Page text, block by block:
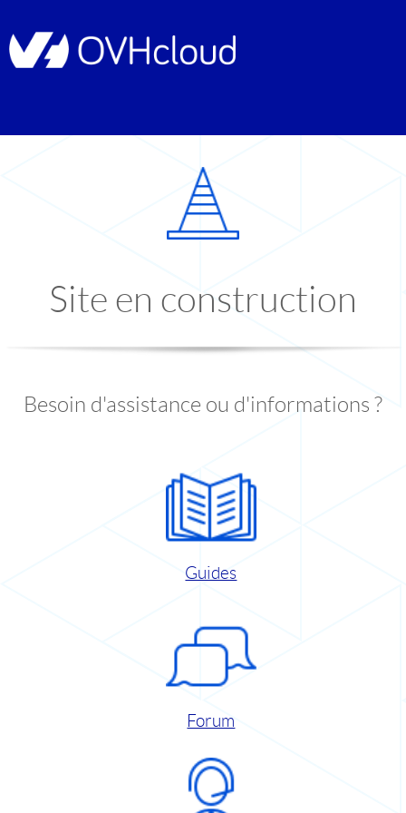
Site en construction
Besoin d'assistance ou d'informations ?
Guides
Forum